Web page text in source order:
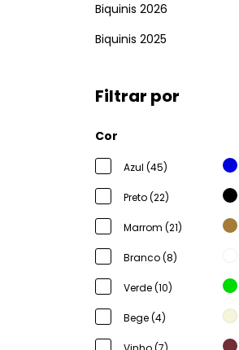
Biquinis 2026
Biquinis 2025
Filtrar por
Cor
Azul (45)
Preto (22)
Marrom (21)
Branco (8)
Verde (10)
Bege (4)